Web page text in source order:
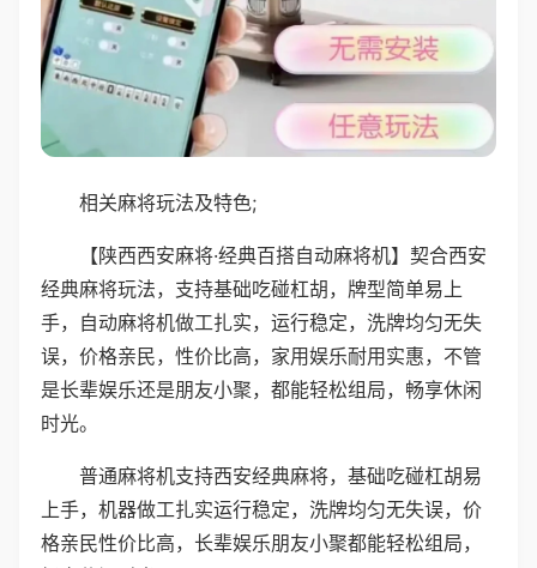
相关麻将玩法及特色;
【陕西西安麻将·经典百搭自动麻将机】契合西安
经典麻将玩法，支持基础吃碰杠胡，牌型简单易上
手，自动麻将机做工扎实，运行稳定，洗牌均匀无失
误，价格亲民，性价比高，家用娱乐耐用实惠，不管
是长辈娱乐还是朋友小聚，都能轻松组局，畅享休闲
时光。
普通麻将机支持西安经典麻将，基础吃碰杠胡易
上手，机器做工扎实运行稳定，洗牌均匀无失误，价
格亲民性价比高，长辈娱乐朋友小聚都能轻松组局，